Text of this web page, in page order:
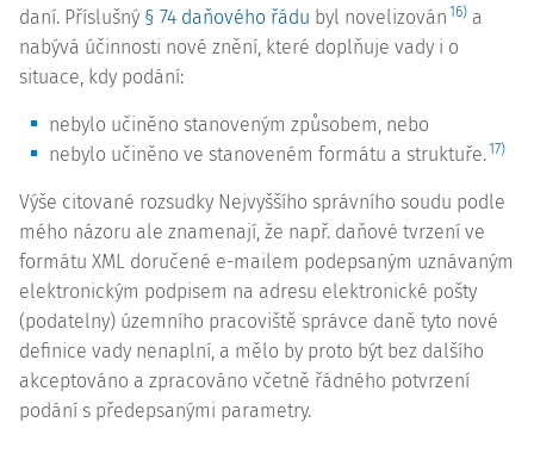
daní. Příslušný § 74 daňového řádu byl novelizován 16) a
nabývá účinnosti nové znění, které doplňuje vady i o
situace, kdy podání:
nebylo učiněno stanoveným způsobem, nebo
nebylo učiněno ve stanoveném formátu a struktuře.17)
Výše citované rozsudky Nejvyššího správního soudu podle
mého názoru ale znamenají, že např. daňové tvrzení ve
formátu XML doručené e-mailem podepsaným uznávaným
elektronickým podpisem na adresu elektronické pošty
(podatelny) územního pracoviště správce daně tyto nové
definice vady nenaplní, a mělo by proto být bez dalšího
akceptováno a zpracováno včetně řádného potvrzení
podání s předepsanými parametry.